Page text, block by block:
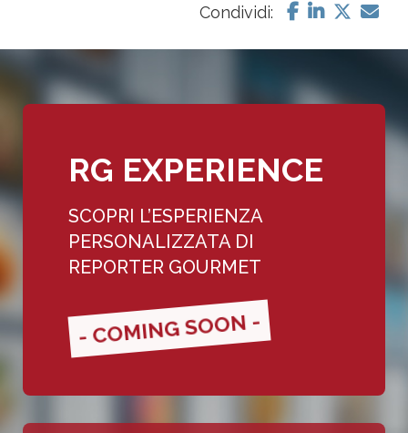
Condividi:
RG EXPERIENCE
SCOPRI L’ESPERIENZA
PERSONALIZZATA DI
REPORTER GOURMET
- COMING SOON -